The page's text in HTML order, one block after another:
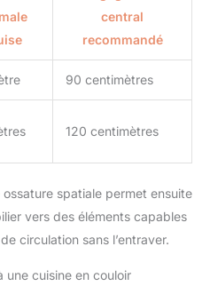
central
recommandé
90 centimètres
120 centimètres
spatiale permet ensuite
vers des éléments capables
circulation sans l’entraver.
une cuisine en couloir